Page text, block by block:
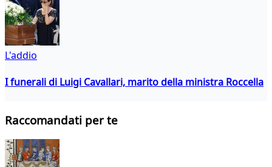
L'addio
I funerali di Luigi Cavallari, marito della ministra Roccella
Raccomandati per te